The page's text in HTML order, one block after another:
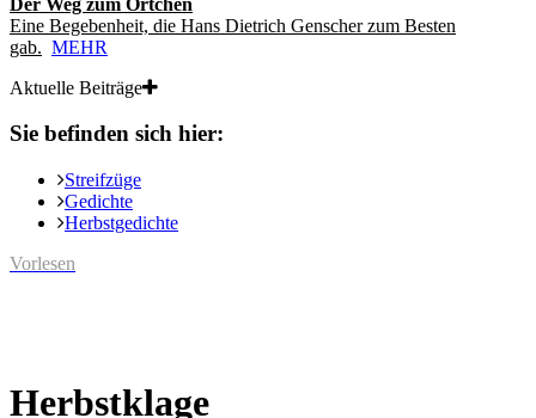
Eine Begebenheit, die Hans Dietrich Genscher zum Besten
gab. MEHR
Aktuelle Beiträge
Sie befinden sich hier:
Streifzüge
Gedichte
Herbstgedichte
Vorlesen
Herbstklage